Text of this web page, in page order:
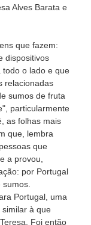
Alves Barata e
que fazem:
dispositivos
todo o lado e que
relacionadas
sumos de fruta
particularmente
as folhas mais
que, lembra
que
a provou,
por Portugal
Portugal, uma
à que
Foi então